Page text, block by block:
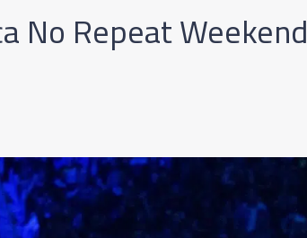
No Repeat Weekend